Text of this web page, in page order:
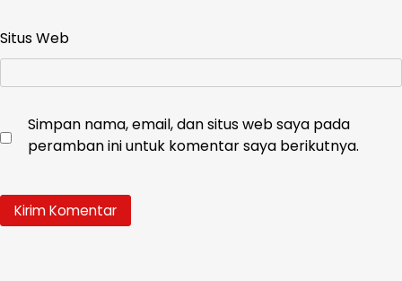
Situs Web
Simpan nama, email, dan situs web saya pada
peramban ini untuk komentar saya berikutnya.